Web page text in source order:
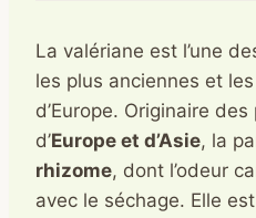
La valériane est l’une
les plus anciennes et
d’Europe. Originaire
d’Europe et d’Asie, la
rhizome, dont l’odeur
avec le séchage. Elle